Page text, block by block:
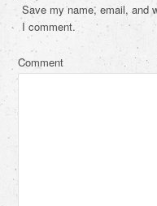
Save my name, email, and
I comment.
Comment